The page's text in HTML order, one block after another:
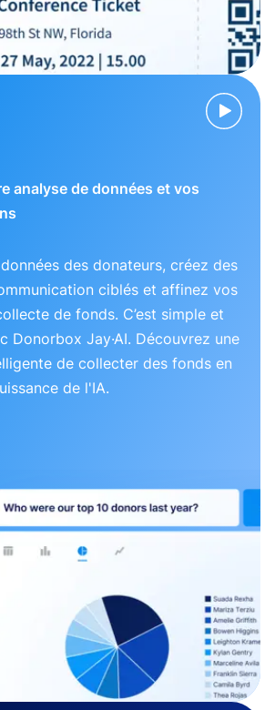
analyse de données et vos
des donateurs, créez des
ciblés et affinez vos
de fonds. C’est simple et
Donorbox Jay·AI. Découvrez une
de collecter des fonds en
de l'IA.